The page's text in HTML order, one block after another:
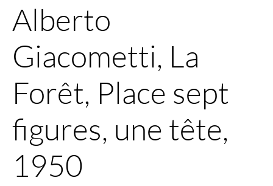
Alberto
Giacometti, La
Forêt, Place sept
figures, une tête,
1950